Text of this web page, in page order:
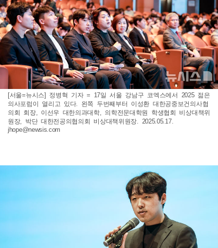
[서울=뉴시스] 정병혁 기자 = 17일 서울 강남구 코엑스에서 2025 젊은
의사포럼이 열리고 있다. 왼쪽 두번째부터 이성환 대한공중보건의사협
의회 회장, 이선우 대한의과대학, 의학전문대학원 학생협회 비상대책위
원장, 박단 대한전공의협의회 비상대책위원장. 2025.05.17.
jhope@newsis.com